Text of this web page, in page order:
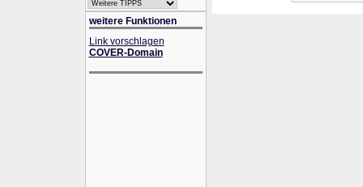
weitere Funktionen
Link vorschlagen
COVER-Domain